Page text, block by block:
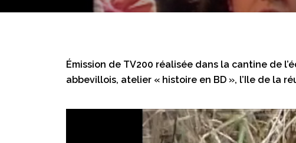
Émission de TV200 réalisée dans la cantine de
abbevillois, atelier « histoire en BD », l’Ile de la